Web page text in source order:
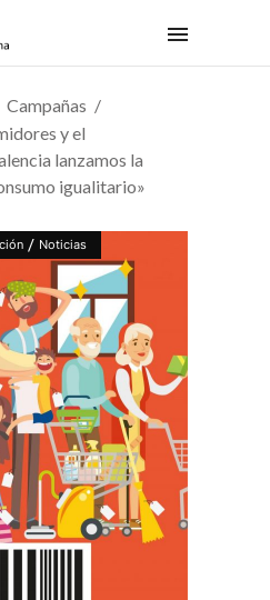
Campañas
y el
lanzamos la
igualitario»
/ Noticias